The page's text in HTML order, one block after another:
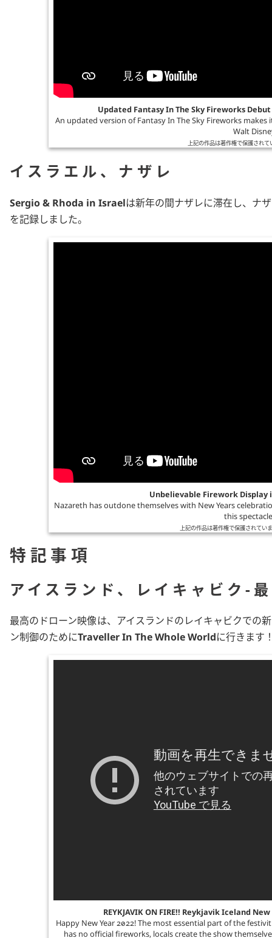
Updated Fantasy In The Sky Fireworks
An updated version of Fantasy In The Sky Fireworks
Walt
上記の作品は著作権で保護され
イスラエル、ナザレ
Sergio & Rhoda in Israelは新年の間ナザレに滞在し、ナ
を記録しました。
Unbelievable Firework Display
Nazareth has outdone themselves with New Years
this
上記の作品は著作権で保護されてい
特記事項
アイスランド、レイキャビク-
最高のドローン映像は、アイスランドのレイキャビクでの
ン制御のためにTraveller In The Whole Worldに行きます
REYKJAVIK ON FIRE!! Reykjavik Iceland
Happy New Year 2022! The most essential part of the
has no official fireworks, locals create the show